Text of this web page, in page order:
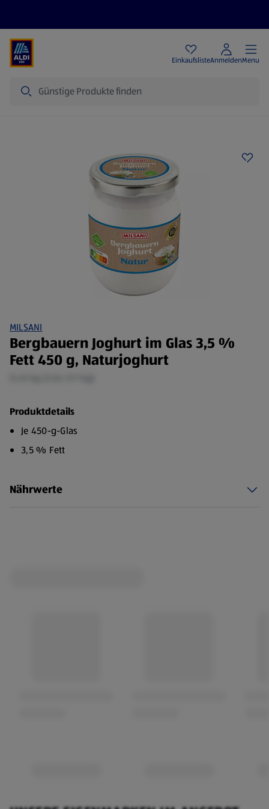
EinkaufslisteAnmeldenMenu
MILSANI
Bergbauern Joghurt im Glas 3,5 %
Fett 450 g, Naturjoghurt
Produktdetails
Je 450-g-Glas
3,5 % Fett
Nährwerte